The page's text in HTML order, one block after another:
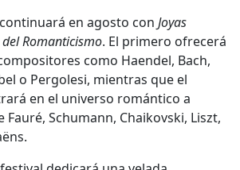
en agosto con Joyas
del Romanticismo. El primero ofrecerá
como Haendel, Bach,
o Pergolesi, mientras que el
en el universo romántico a
Schumann, Chaikovski, Liszt,